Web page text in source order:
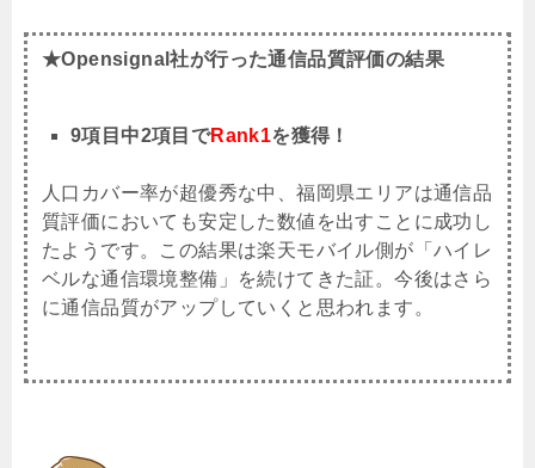
★Opensignal社が行った通信品質評価の結果
9項目中2項目でRank1を獲得！
人口カバー率が超優秀な中、福岡県エリアは通信品
質評価においても安定した数値を出すことに成功し
たようです。この結果は楽天モバイル側が「ハイレ
ベルな通信環境整備」を続けてきた証。今後はさら
に通信品質がアップしていくと思われます。